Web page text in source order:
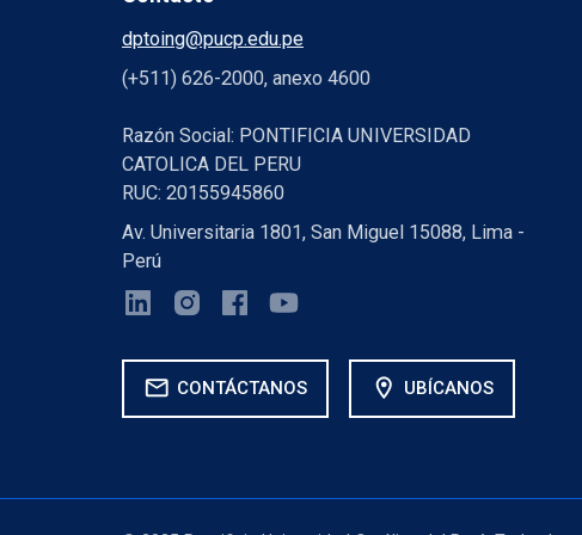
dptoing@pucp.edu.pe
(+511) 626-2000, anexo 4600
Razón Social: PONTIFICIA UNIVERSIDAD
CATOLICA DEL PERU
RUC: 20155945860
Av. Universitaria 1801, San Miguel 15088, Lima -
Perú
mail CONTÁCTANOS location_on UBÍCANOS